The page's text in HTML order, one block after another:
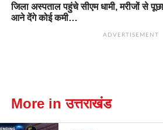
जिला अस्पताल पहुंचे सीएम धामी, मरीजों से
आने देंगे कोई कमी…
ADVERTISEMENT
More in उत्तराखंड